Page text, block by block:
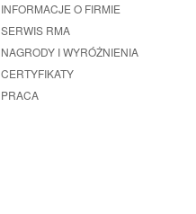
INFORMACJE O FIRMIE
SERWIS RMA
NAGRODY I WYRÓŻNIENIA
CERTYFIKATY
PRACA